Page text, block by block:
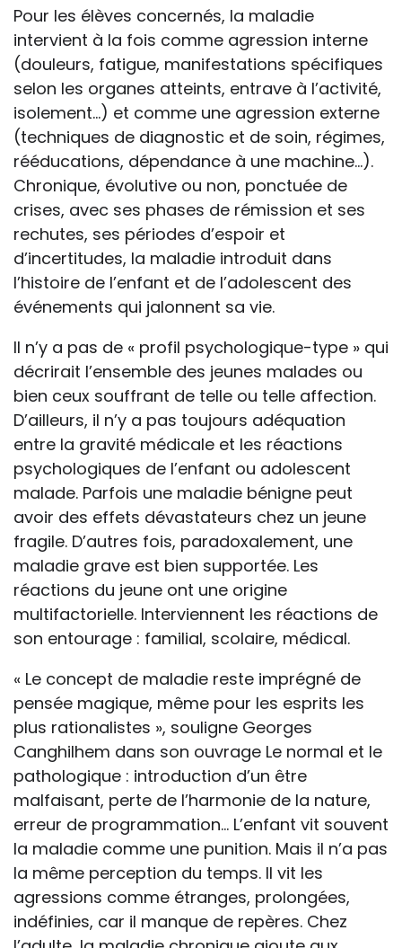
Pour les élèves concernés, la maladie
intervient à la fois comme agression interne
(douleurs, fatigue, manifestations spécifiques
selon les organes atteints, entrave à l’activité,
isolement…) et comme une agression externe
(techniques de diagnostic et de soin, régimes,
rééducations, dépendance à une machine…).
Chronique, évolutive ou non, ponctuée de
crises, avec ses phases de rémission et ses
rechutes, ses périodes d’espoir et
d’incertitudes, la maladie introduit dans
l’histoire de l’enfant et de l’adolescent des
événements qui jalonnent sa vie.
Il n’y a pas de « profil psychologique-type » qui
décrirait l’ensemble des jeunes malades ou
bien ceux souffrant de telle ou telle affection.
D’ailleurs, il n’y a pas toujours adéquation
entre la gravité médicale et les réactions
psychologiques de l’enfant ou adolescent
malade. Parfois une maladie bénigne peut
avoir des effets dévastateurs chez un jeune
fragile. D’autres fois, paradoxalement, une
maladie grave est bien supportée. Les
réactions du jeune ont une origine
multifactorielle. Interviennent les réactions de
son entourage : familial, scolaire, médical.
« Le concept de maladie reste imprégné de
pensée magique, même pour les esprits les
plus rationalistes », souligne Georges
Canghilhem dans son ouvrage Le normal et le
pathologique : introduction d’un être
malfaisant, perte de l’harmonie de la nature,
erreur de programmation… L’enfant vit souvent
la maladie comme une punition. Mais il n’a pas
la même perception du temps. Il vit les
agressions comme étranges, prolongées,
indéfinies, car il manque de repères. Chez